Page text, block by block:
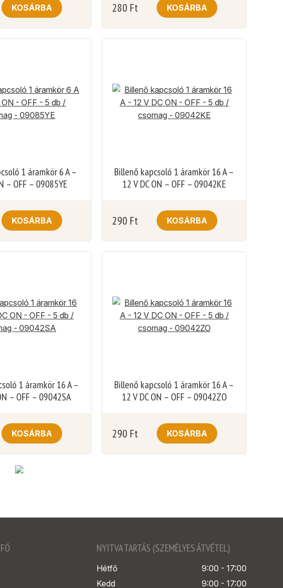
KOSÁRBA 280 Ft KOSÁRBA
1 áramkör 6 A –
– OFF – 09085YE
KOSÁRBA
Billenő kapcsoló 1 áramkör 16 A –
12 V DC ON – OFF – 09042KE
290 Ft KOSÁRBA
1 áramkör 16 A –
– OFF – 09042SA
KOSÁRBA
Billenő kapcsoló 1 áramkör 16 A –
12 V DC ON – OFF – 09042ZO
290 Ft KOSÁRBA
NYITVA TARTÁS (SZEMÉLYES ÁTVÉTEL)
Hétfő
9:00 - 17:00
Kedd
9:00 - 17:00